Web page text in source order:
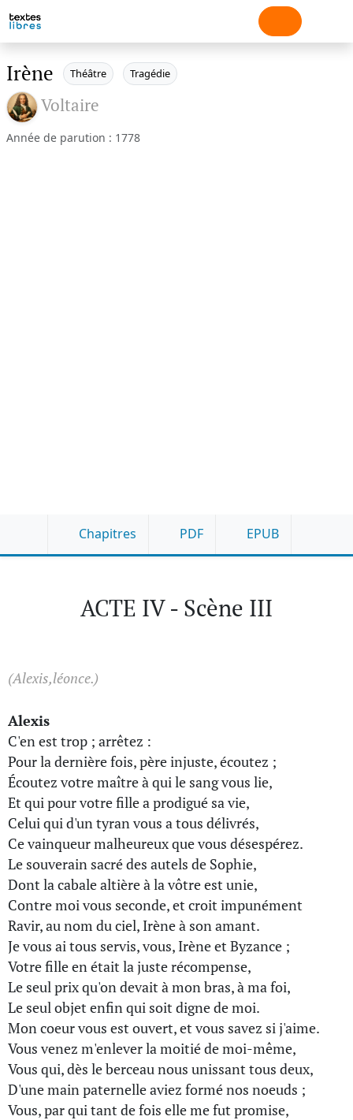
Irène Théâtre Tragédie
Voltaire
Année de parution : 1778
Chapitres PDF EPUB
ACTE IV - Scène III
(Alexis,léonce.)
Alexis
C'en est trop ; arrêtez :
Pour la dernière fois, père injuste, écoutez ;
Écoutez votre maître à qui le sang vous lie,
Et qui pour votre fille a prodigué sa vie,
Celui qui d'un tyran vous a tous délivrés,
Ce vainqueur malheureux que vous désespérez.
Le souverain sacré des autels de Sophie,
Dont la cabale altière à la vôtre est unie,
Contre moi vous seconde, et croit impunément
Ravir, au nom du ciel, Irène à son amant.
Je vous ai tous servis, vous, Irène et Byzance ;
Votre fille en était la juste récompense,
Le seul prix qu'on devait à mon bras, à ma foi,
Le seul objet enfin qui soit digne de moi.
Mon coeur vous est ouvert, et vous savez si j'aime.
Vous venez m'enlever la moitié de moi-même,
Vous qui, dès le berceau nous unissant tous deux,
D'une main paternelle aviez formé nos noeuds ;
Vous, par qui tant de fois elle me fut promise,